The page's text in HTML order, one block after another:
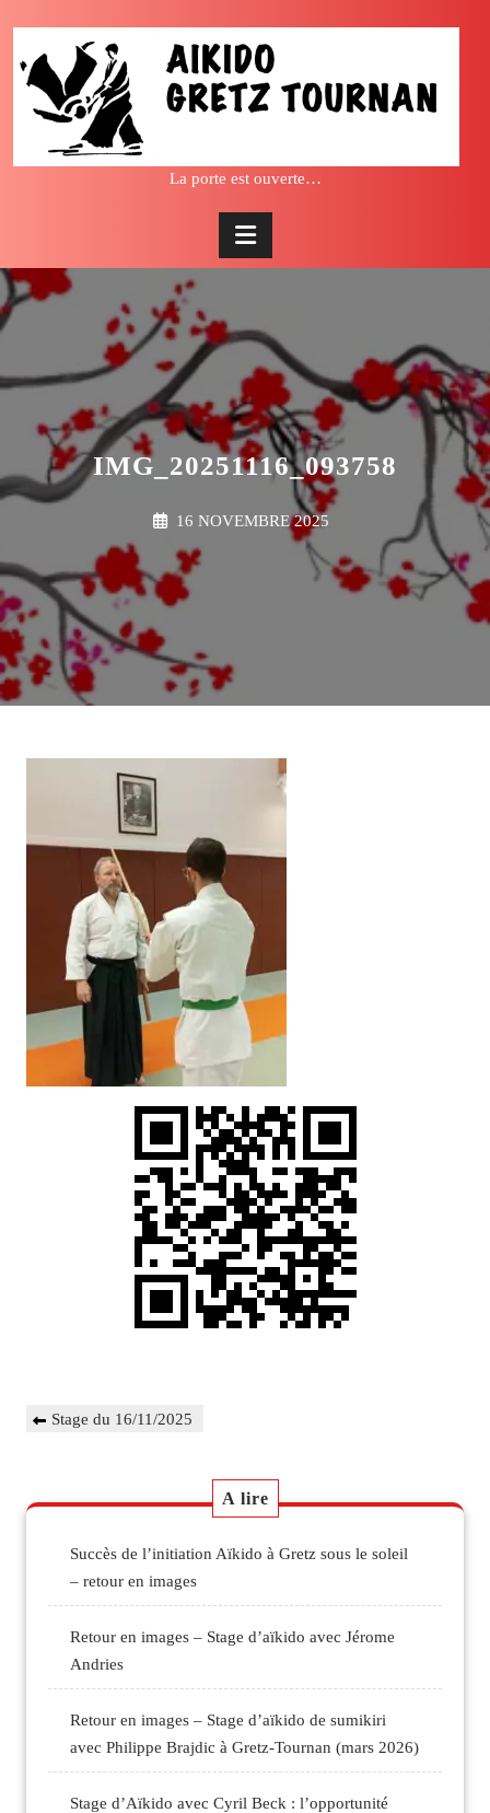
content
La porte est ouverte…
IMG_20251116_093758
16 NOVEMBRE 2025
de
Previous
Stage du 16/11/2025
A lire
Succès de l’initiation Aïkido à Gretz sous le soleil
– retour en images
Retour en images – Stage d’aïkido avec Jérome
Andries
Retour en images – Stage d’aïkido de sumikiri
avec Philippe Brajdic à Gretz-Tournan (mars 2026)
Stage d’Aïkido avec Cyril Beck : l’opportunité